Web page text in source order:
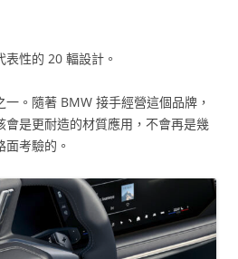
性的 20 輻設計。
。隨著 BMW 接手經營這個品牌，
會是更耐造的材質應用，不會再是幾
考驗的。